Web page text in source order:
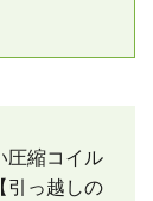
圧縮コイル
引っ越しの